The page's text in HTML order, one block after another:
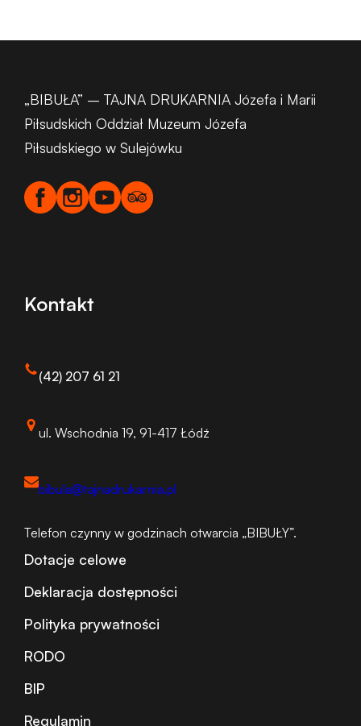
„BIBUŁA” – TAJNA DRUKARNIA Józefa i Marii
Piłsudskich Oddział Muzeum Józefa
Piłsudskiego w Sulejówku
Kontakt
(42) 207 61 21
ul. Wschodnia 19, 91-417 Łódź
bibula@tajnadrukarnia.pl
Telefon czynny w godzinach otwarcia „BIBUŁY”.
Dotacje celowe
Deklaracja dostępności
Polityka prywatności
RODO
BIP
Regulamin